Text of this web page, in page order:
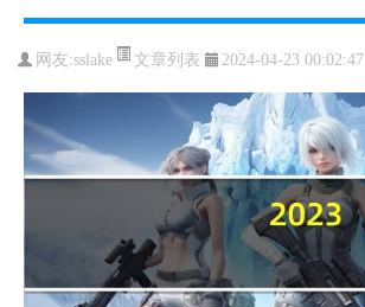
网友:sslake 文章列表 2024-04-23 00:02:47